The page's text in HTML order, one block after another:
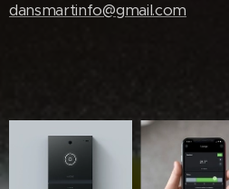
dansmartinfo@gmail.com